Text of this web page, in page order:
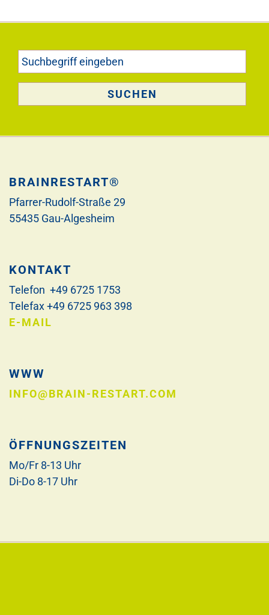
BRAINRESTART®
Pfarrer-Rudolf-Straße 29
55435 Gau-Algesheim
KONTAKT
Telefon +49 6725 1753
Telefax +49 6725 963 398
E-MAIL
WWW
INFO@BRAIN-RESTART.COM
ÖFFNUNGSZEITEN
Mo/Fr 8-13 Uhr
Di-Do 8-17 Uhr